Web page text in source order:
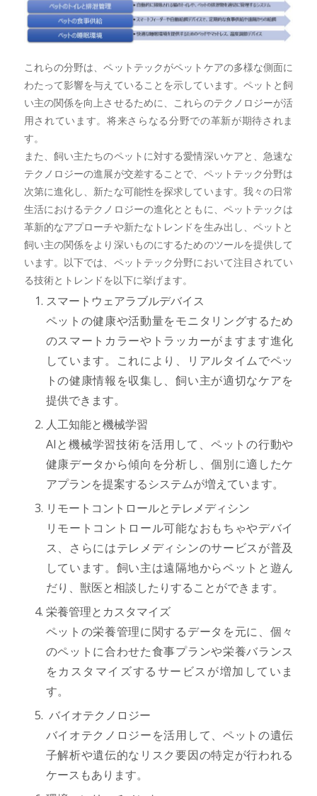
これらの分野は、ペットテックがペットケアの多様な側面に
わたって影響を与えていることを示しています。ペットと飼
い主の関係を向上させるために、これらのテクノロジーが活
用されています。将来さらなる分野での革新が期待されま
す。
また、飼い主たちのペットに対する愛情深いケアと、急速な
テクノロジーの進展が交差することで、ペットテック分野は
次第に進化し、新たな可能性を探求しています。我々の日常
生活におけるテクノロジーの進化とともに、ペットテックは
革新的なアプローチや新たなトレンドを生み出し、ペットと
飼い主の関係をより深いものにするためのツールを提供して
います。以下では、ペットテック分野において注目されてい
る技術とトレンドを以下に挙げます。
スマートウェアラブルデバイス
ペットの健康や活動量をモニタリングするため
のスマートカラーやトラッカーがますます進化
しています。これにより、リアルタイムでペッ
トの健康情報を収集し、飼い主が適切なケアを
提供できます。
人工知能と機械学習
AIと機械学習技術を活用して、ペットの行動や
健康データから傾向を分析し、個別に適したケ
アプランを提案するシステムが増えています。
リモートコントロールとテレメディシン
リモートコントロール可能なおもちゃやデバイ
ス、さらにはテレメディシンのサービスが普及
しています。飼い主は遠隔地からペットと遊ん
だり、獣医と相談したりすることができます。
栄養管理とカスタマイズ
ペットの栄養管理に関するデータを元に、個々
のペットに合わせた食事プランや栄養バランス
をカスタマイズするサービスが増加していま
す。
バイオテクノロジー
バイオテクノロジーを活用して、ペットの遺伝
子解析や遺伝的なリスク要因の特定が行われる
ケースもあります。